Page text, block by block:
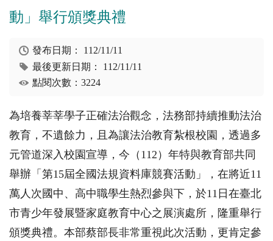
動」舉行頒獎典禮
發布日期： 112/11/11
最後更新日期： 112/11/11
點閱次數：3224
為培養莘莘學子正確法治觀念，法務部持續推動法治
教育，不遺餘力，且為讓法治教育紮根校園，透過多
元管道深入校園宣導，今（112）年特與教育部共同
舉辦「第15屆全國法規資料庫競賽活動」，在將近11
萬人次國中、高中職學生熱烈參與下，於11日在臺北
市青少年發展暨家庭教育中心之展演處所，隆重舉行
頒獎典禮。本部蔡部長非常重視此次活動，更肯定參